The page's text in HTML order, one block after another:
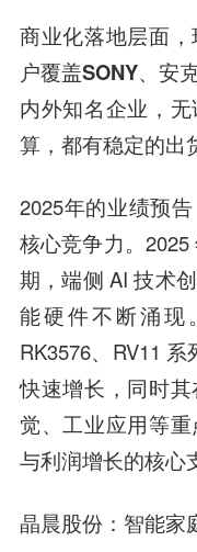
商业化落地层面，
户覆盖SONY、安
内外知名企业，
算，都有稳定的出
2025年的业绩预
核心竞争力。
期，端侧 AI 技术
能硬件不断涌现
RK3576、RV11
快速增长，同时
觉、工业应用等
与利润增长的核心
晶晨股份 ：智能家